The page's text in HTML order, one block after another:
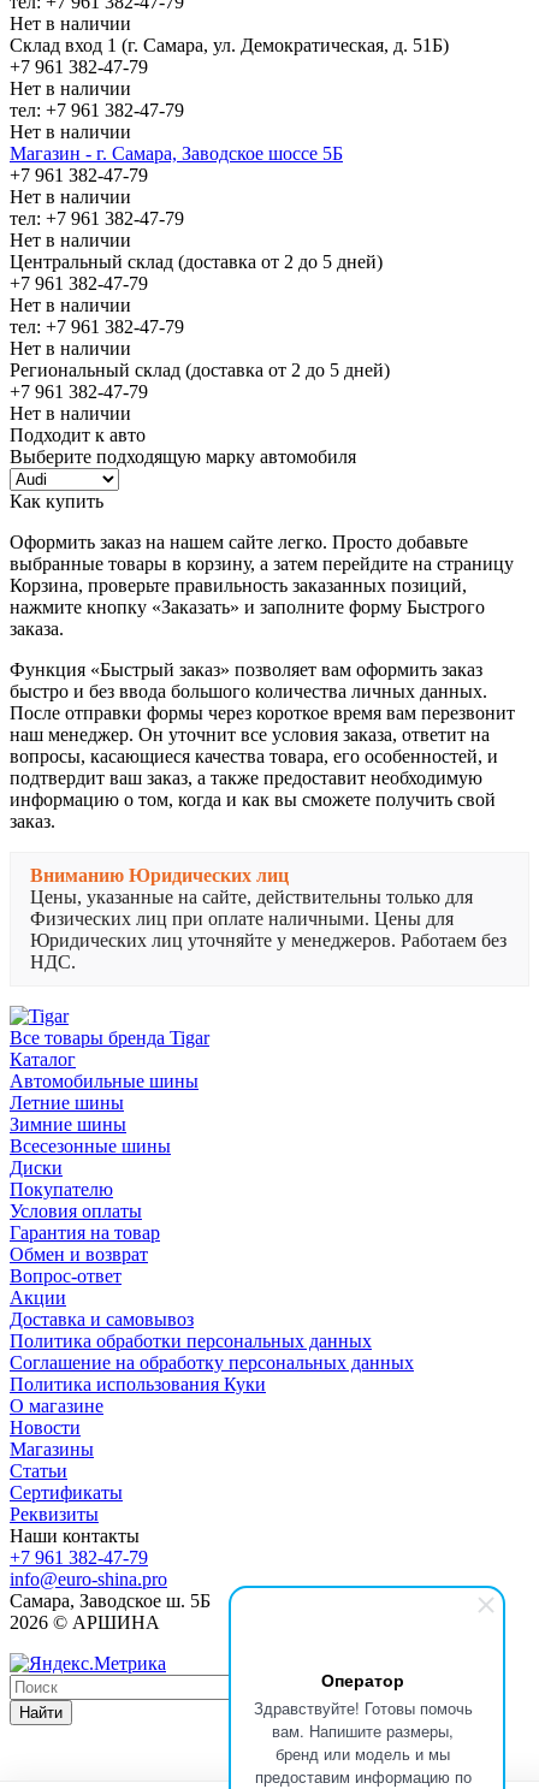
Оператор
Здравствуйте! Готовы помочь
вам. Напишите размеры,
бренд или модель и мы
предоставим информацию по
Нет в наличии
Склад вход 1 (г. Самара, ул. Демократическая, д. 51Б)
+7 961 382-47-79
Нет в наличии
тел: +7 961 382-47-79
Нет в наличии
Магазин - г. Самара, Заводское шоссе 5Б
+7 961 382-47-79
Нет в наличии
тел: +7 961 382-47-79
Нет в наличии
Центральный склад (доставка от 2 до 5 дней)
+7 961 382-47-79
Нет в наличии
тел: +7 961 382-47-79
Нет в наличии
Региональный склад (доставка от 2 до 5 дней)
+7 961 382-47-79
Нет в наличии
Подходит к авто
Выберите подходящую марку автомобиля
Как купить
Оформить заказ на нашем сайте легко. Просто добавьте
выбранные товары в корзину, а затем перейдите на страницу
Корзина, проверьте правильность заказанных позиций,
нажмите кнопку «Заказать» и заполните форму Быстрого
заказа.
Функция «Быстрый заказ» позволяет вам оформить заказ
быстро и без ввода большого количества личных данных.
После отправки формы через короткое время вам перезвонит
наш менеджер. Он уточнит все условия заказа, ответит на
вопросы, касающиеся качества товара, его особенностей, и
подтвердит ваш заказ, а также предоставит необходимую
информацию о том, когда и как вы сможете получить свой
заказ.
Вниманию Юридических лиц
Цены, указанные на сайте, действительны только для
Физических лиц при оплате наличными. Цены для
Юридических лиц уточняйте у менеджеров. Работаем без
НДС.
Все товары бренда Tigar
Каталог
Автомобильные шины
Летние шины
Зимние шины
Всесезонные шины
Диски
Покупателю
Условия оплаты
Гарантия на товар
Обмен и возврат
Вопрос-ответ
Акции
Доставка и самовывоз
Политика обработки персональных данных
Соглашение на обработку персональных данных
Политика использования Куки
О магазине
Новости
Магазины
Статьи
Сертификаты
Реквизиты
Наши контакты
+7 961 382-47-79
info@euro-shina.pro
Самара, Заводское ш. 5Б
2026 © АРШИНА
Найти